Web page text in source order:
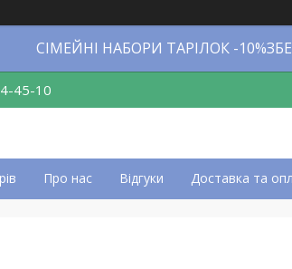
СІМЕЙНІ НАБОРИ ТАРІЛОК -
45-10
Про нас Відгуки Доставка та